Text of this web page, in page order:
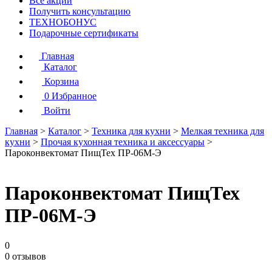
Получить консультацию
ТЕХНОБОНУС
Подарочные сертификаты
Главная
Каталог
Корзина
0 Избранное
Войти
Главная > Каталог > Техника для кухни > Мелкая техника для
кухни > Прочая кухонная техника и аксессуары >
Пароконвектомат ПищТех ПР-06М-Э
Пароконвектомат ПищТех
ПР-06М-Э
0
0 отзывов